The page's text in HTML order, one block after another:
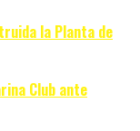
la Planta de
Club ante